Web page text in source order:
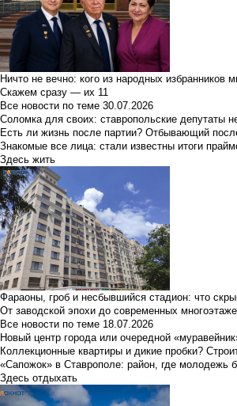
Ничто не вечно: кого из народных
Скажем сразу — их 11
Все новости по теме 30.07.2026
Соломка для своих: ставропольские депутаты
Есть ли жизнь после партии? Отбывающий
Знакомые все лица: стали известны итоги
Здесь жить
Фараоны, гроб и несбывшийся стадион: что
От заводской эпохи до современных
Все новости по теме 18.07.2026
Новый центр города или очередной
Коллекционные квартиры и дикие пробки?
«Сапожок» в Ставрополе: район, где молодежь
Здесь отдыхать